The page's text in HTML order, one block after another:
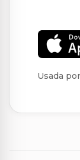
Usada